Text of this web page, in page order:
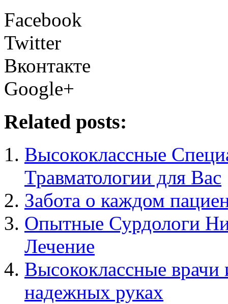
Facebook
Twitter
Вконтакте
Google+
Related posts:
Высококлассные
Травматологии для Вас
Забота о каждом
Опытные Сурдологи
Лечение
Высококлассные врачи
надежных руках